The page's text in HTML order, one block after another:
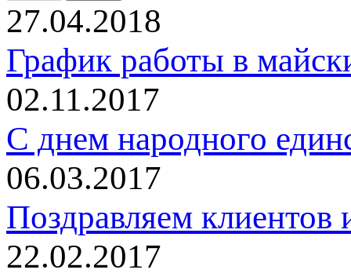
27.04.2018
График работы в
02.11.2017
C днем народного
06.03.2017
Поздравляем клиентов
22.02.2017